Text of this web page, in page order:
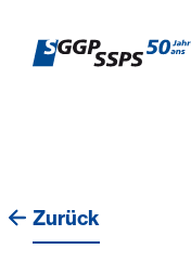
Zurück